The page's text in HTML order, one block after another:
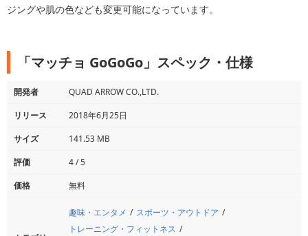
ジングや肌の色なども変更可能になっています。
「マッチョ GoGoGo」スペック・仕様
開発者
QUAD ARROW CO.,LTD.
リリース
2018年6月25日
サイズ
141.53 MB
評価
4 / 5
価格
無料
趣味・エンタメ
スポーツ・アウトドア
トレーニング・フィットネス